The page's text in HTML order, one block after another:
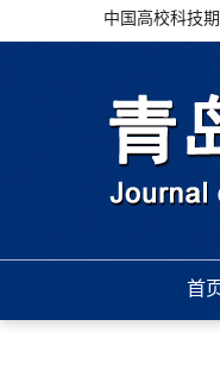
中国高校科技
首